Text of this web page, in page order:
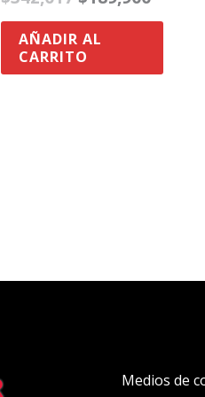
AÑADIR AL
CARRITO
Medios de